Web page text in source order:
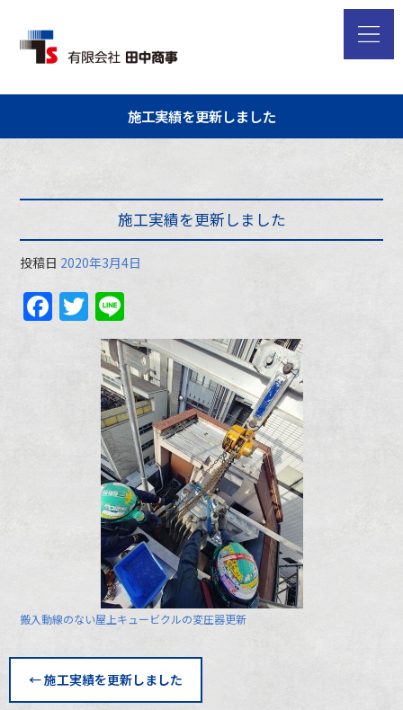
施工実績を更新しました
施工実績を更新しました
投稿日 2020年3月4日
Facebook
Twitter
搬入動線のない屋上キュービクルの変圧器更新
←施工実績を更新しました